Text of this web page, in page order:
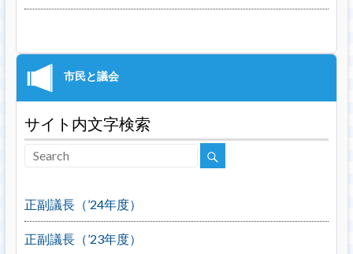
サイト内文字検索
正副議長（’24年度）
正副議長（’23年度）